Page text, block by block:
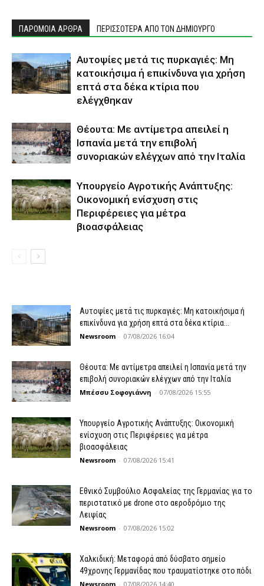
ΠΑΡΟΜΟΙΑ ΑΡΘΡΑ ΠΕΡΙΣΣΟΤΕΡΑ ΑΠΟ ΤΟΝ ΔΗΜΙΟΥΡΓΟ
Αυτοψίες μετά τις πυρκαγιές: Μη
κατοικήσιμα ή επικίνδυνα για χρήση
επτά στα δέκα κτίρια που
ελέγχθηκαν
Θέουτα: Με αντίμετρα απειλεί η
Ισπανία μετά την επιβολή
συνοριακών ελέγχων από την Ιταλία
Υπουργείο Αγροτικής Ανάπτυξης:
Οικονομική ενίσχυση στις
Περιφέρειες για μέτρα
βιοασφάλειας
Αυτοψίες μετά τις πυρκαγιές: Μη κατοικήσιμα ή
επικίνδυνα για χρήση επτά στα δέκα κτίρια...
Newsroom - 07/08/2026 16:04
Θέουτα: Με αντίμετρα απειλεί η Ισπανία μετά την
επιβολή συνοριακών ελέγχων από την Ιταλία
Μπέσσυ Σοφογιάννη - 07/08/2026 15:55
Υπουργείο Αγροτικής Ανάπτυξης: Οικονομική
ενίσχυση στις Περιφέρειες για μέτρα
βιοασφάλειας
Newsroom - 07/08/2026 15:41
Εθνικό Συμβούλιο Ασφαλείας της Γερμανίας για το
περιστατικό με drone στο αεροδρόμιο της
Λειψίας
Newsroom - 07/08/2026 15:02
Χαλκιδική: Μεταφορά από δύσβατο σημείο
49χρονης Γερμανίδας που τραυματίστηκε στο πόδι
Newsroom - 07/08/2026 14:40